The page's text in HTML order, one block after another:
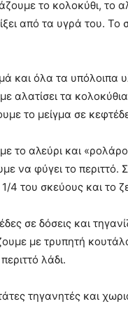
το κολοκύθι, το
από τα υγρά του.
και όλα τα υπόλοιπα
αλατίσει τα
το μείγμα σε
το αλεύρι και
να φύγει το
4 του σκεύους και το
σε δόσεις και
με τρυπητή
λάδι.
τηγανητές και